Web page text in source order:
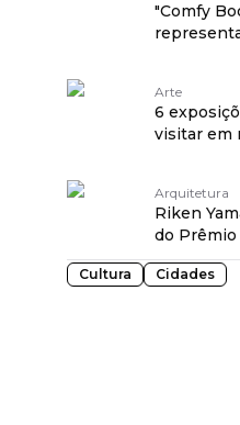
"Comfy
Arte
6
visitar em
Arquitetura
Riken
do
Cultura Cidades